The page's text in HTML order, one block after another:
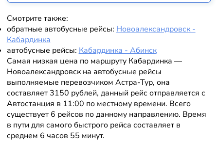
Смотрите также:
обратные автобусные рейсы:Новоалександровск -
Кабардинка
автобусные рейсы:Кабардинка - Абинск
Самая низкая цена по маршруту Кабардинка —
Новоалександровск на автобусные рейсы
выполняемые перевозчиком Астра-Тур, она
составляет 3150 рублей, данный рейс отправляется с
Автостанция в 11:00 по местному времени. Всего
существует 6 рейсов по данному направлению. Время
в пути для самого быстрого рейса составляет в
среднем 6 часов 55 минут.